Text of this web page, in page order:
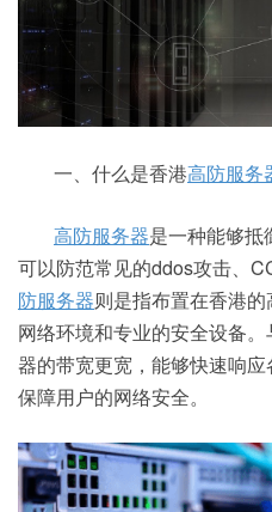
一、什么是香港高防服务
高防服务器是一种能够抵
可以防范常见的ddos攻击、
防服务器则是指布置在香港
网络环境和专业的安全设备
器的带宽更宽，能够快速响
保障用户的网络安全。